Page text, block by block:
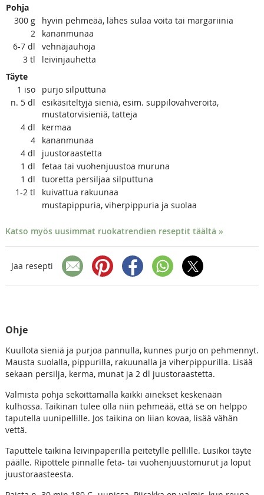
Pohja
300 g
hyvin pehmeää, lähes sulaa voita tai margariinia
2
kananmunaa
6-7 dl
vehnäjauhoja
3 tl
leivinjauhetta
Täyte
1 iso
purjo silputtuna
n. 5 dl
esikäsiteltyjä sieniä, esim. suppilovahveroita,
mustatorvisieniä, tatteja
4 dl
kermaa
4
kananmunaa
4 dl
juustoraastetta
1 dl
fetaa tai vuohenjuustoa muruna
1 dl
tuoretta persiljaa silputtuna
1-2 tl
kuivattua rakuunaa
mustapippuria, viherpippuria ja suolaa
Katso myös uusimmat ruokatrendien reseptit täältä »
Jaa resepti
Ohje
Kuullota sieniä ja purjoa pannulla, kunnes purjo on pehmennyt.
Mausta suolalla, pippurilla, rakuunalla ja viherpippurilla. Lisää
sekaan persilja, kerma, munat ja 2 dl juustoraastetta.
Valmista pohja sekoittamalla kaikki ainekset keskenään
kulhossa. Taikinan tulee olla niin pehmeää, että se on helppo
taputella uunipellille. Jos taikina on liian kovaa, lisää vähän
vettä.
Taputtele taikina leivinpaperilla peitetylle pellille. Lusikoi täyte
päälle. Ripottele pinnalle feta- tai vuohenjuustomurut ja loput
juustoraasteesta.